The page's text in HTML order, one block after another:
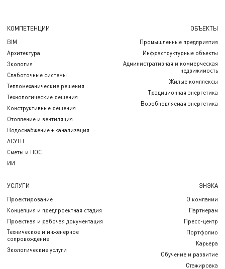
КОМПЕТЕНЦИИ
BIM
Архитектура
Экология
Слаботочные системы
Тепломеханические решения
Технологические решения
Конструктивные решения
Отопление и вентиляция
Водоснабжение + канализация
АСУТП
Сметы и ПОС
ИИ
ОБЪЕКТЫ
Промышленные предприятия
Инфраструктурные объекты
Административная и коммерческая
недвижимость
Жилые комплексы
Традиционная энергетика
Возобновляемая энергетика
УСЛУГИ
Проектирование
Концепция и предпроектная стадия
Проектная и рабочая документация
Техническое и инженерное
сопровождение
Экологические услуги
ЭНЭКА
О компании
Партнерам
Пресс-центр
Портфолио
Карьера
Обучение и развитие
Стажировка